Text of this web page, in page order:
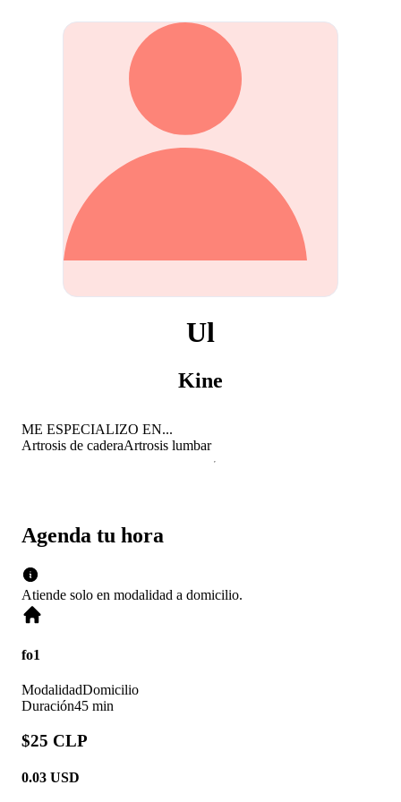
Ul
Kine
Agenda tu hora
Atiende solo en modalidad a domicilio.
fo1
ModalidadDomicilio
Duración45 min
$25 CLP
0.03 USD
ME ESPECIALIZO EN...
Artrosis de caderaArtrosis lumbar